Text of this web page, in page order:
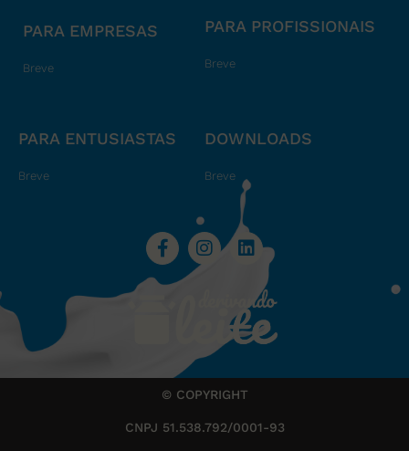
PARA EMPRESAS
Breve
PARA PROFISSIONAIS
Breve
PARA ENTUSIASTAS
Breve
DOWNLOADS
Breve
© COPYRIGHT
CNPJ 51.538.792/0001-93